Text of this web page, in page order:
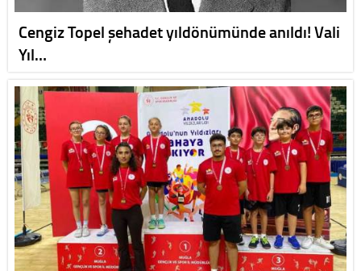
Cengiz Topel şehadet yıldönümünde anıldı! Vali
Yıl…